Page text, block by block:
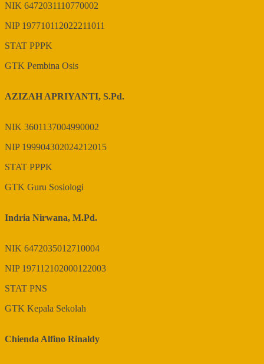
NIK 6472031110770002
NIP 197710112022211011
STAT PPPK
GTK Pembina Osis
AZIZAH APRIYANTI, S.Pd.
NIK 3601137004990002
NIP 199904302024212015
STAT PPPK
GTK Guru Sosiologi
Indria Nirwana, M.Pd.
NIK 6472035012710004
NIP 197112102000122003
STAT PNS
GTK Kepala Sekolah
Chienda Alfino Rinaldy